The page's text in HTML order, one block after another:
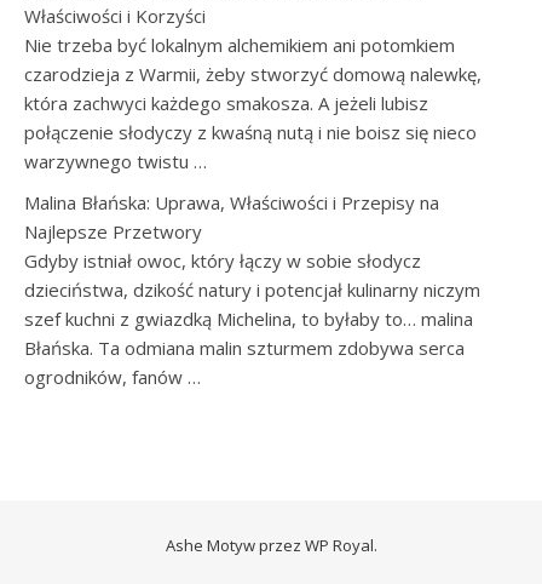
Właściwości i Korzyści
Nie trzeba być lokalnym alchemikiem ani potomkiem
czarodzieja z Warmii, żeby stworzyć domową nalewkę,
która zachwyci każdego smakosza. A jeżeli lubisz
połączenie słodyczy z kwaśną nutą i nie boisz się nieco
warzywnego twistu …
Malina Błańska: Uprawa, Właściwości i Przepisy na
Najlepsze Przetwory
Gdyby istniał owoc, który łączy w sobie słodycz
dzieciństwa, dzikość natury i potencjał kulinarny niczym
szef kuchni z gwiazdką Michelina, to byłaby to… malina
Błańska. Ta odmiana malin szturmem zdobywa serca
ogrodników, fanów …
Ashe Motyw przez WP Royal.